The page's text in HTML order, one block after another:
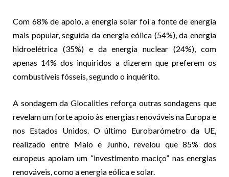
Com 68% de apoio, a energia solar foi a fonte de energia
mais popular, seguida da energia eólica (54%), da energia
hidroelétrica (35%) e da energia nuclear (24%), com
apenas 14% dos inquiridos a dizerem que preferem os
combustíveis fósseis, segundo o inquérito.
A sondagem da Glocalities reforça outras sondagens que
revelam um forte apoio às energias renováveis na Europa e
nos Estados Unidos. O último Eurobarómetro da UE,
realizado entre Maio e Junho, revelou que 85% dos
europeus apoiam um “investimento maciço” nas energias
renováveis, como a energia eólica e solar.